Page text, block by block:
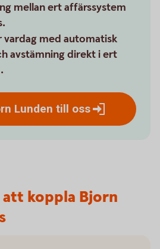
mellan ert affärssystem
vardag med automatisk
avstämning direkt i ert
Lunden till oss
koppla Bjorn